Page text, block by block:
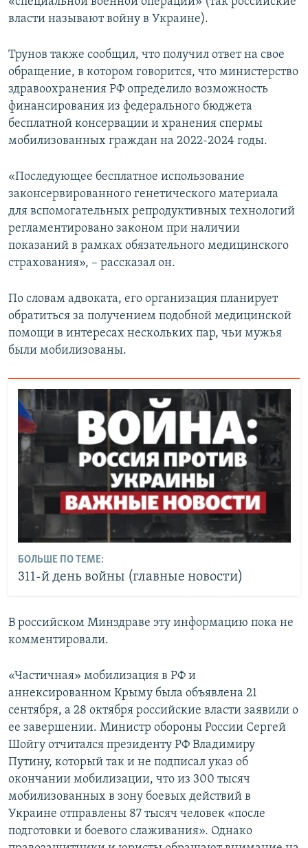
власти называют войну в Украине).
Трунов также сообщил, что получил ответ на свое
обращение, в котором говорится, что министерство
здравоохранения РФ определило возможность
финансирования из федерального бюджета
бесплатной консервации и хранения спермы
мобилизованных граждан на 2022-2024 годы.
«Последующее бесплатное использование
законсервированного генетического материала
для вспомогательных репродуктивных технологий
регламентировано законом при наличии
показаний в рамках обязательного медицинского
страхования», – рассказал он.
По словам адвоката, его организация планирует
обратиться за получением подобной медицинской
помощи в интересах нескольких пар, чьи мужья
были мобилизованы.
БОЛЬШЕ ПО ТЕМЕ:
311-й день войны (главные новости)
В российском Минздраве эту информацию пока не
комментировали.
«Частичная» мобилизация в РФ и
аннексированном Крыму была объявлена 21
сентября, а 28 октября российские власти заявили о
ее завершении. Министр обороны России Сергей
Шойгу отчитался президенту РФ Владимиру
Путину, который так и не подписал указ об
окончании мобилизации, что из 300 тысяч
мобилизованных в зону боевых действий в
Украине отправлены 87 тысяч человек «после
подготовки и боевого слаживания». Однако